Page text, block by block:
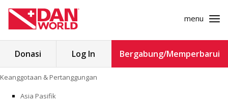
ke
konten
menu
untuk:
KEANGGOTAAN & PERTANGGUNGAN
Donasi Log In Bergabung/Memperbarui
Keanggotaan & Pertanggungan
Asia Pasifik